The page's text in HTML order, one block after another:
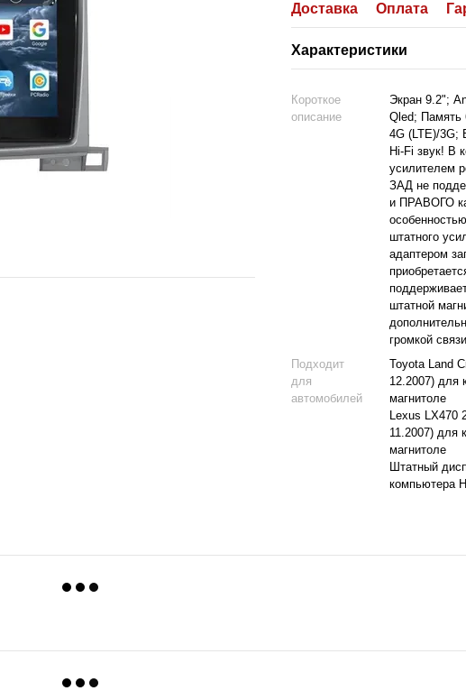
Доставка Оплата
Характеристики
Короткое
описание
Экран 9.2";
Qled; Память
4G (LTE)/3G;
Hi-Fi звук! В
усилителем
ЗАД не
и ПРАВОГО
штатного
адаптером
штатной
громкой
Подходит
для
автомобилей
Toyota Land
12.2007) для
магнитоле
Lexus LX470
11.2007) для
магнитоле
Штатный
компьютера